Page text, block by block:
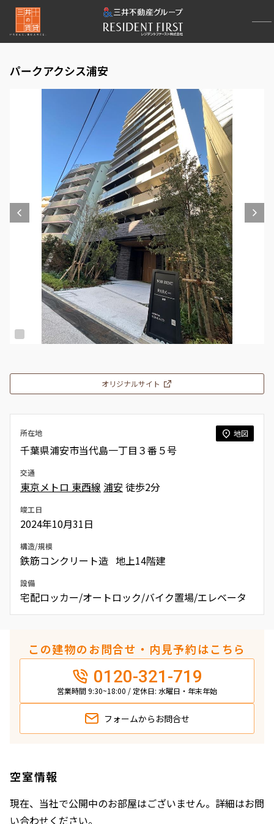
パークアクシス浦安
オリジナルサイト
所在地 地図
千葉県浦安市当代島一丁目３番５号
交通
東京メトロ 東西線 浦安徒歩2分
竣工日
2024年10月31日
構造/規模
鉄筋コンクリート造 地上14階建
設備
宅配ロッカー/オートロック/バイク置場/エレベータ
この建物のお問合せ・内見予約はこちら
0120-321-719
営業時間 9:30~18:00 / 定休日: 水曜日・年末年始
フォームから お問合せ
空室情報
現在、当社で公開中のお部屋はございません。詳細はお問
い合わせください。